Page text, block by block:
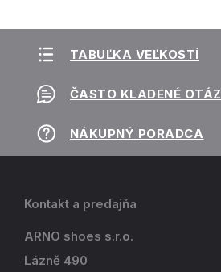
TABUĽKA VEĽKOSTÍ
ČASTO KLADENÉ
NÁKUPNÝ PORADCA
Kontakt a predajňa
ARNO shoes s.r.o.
Lázně 490